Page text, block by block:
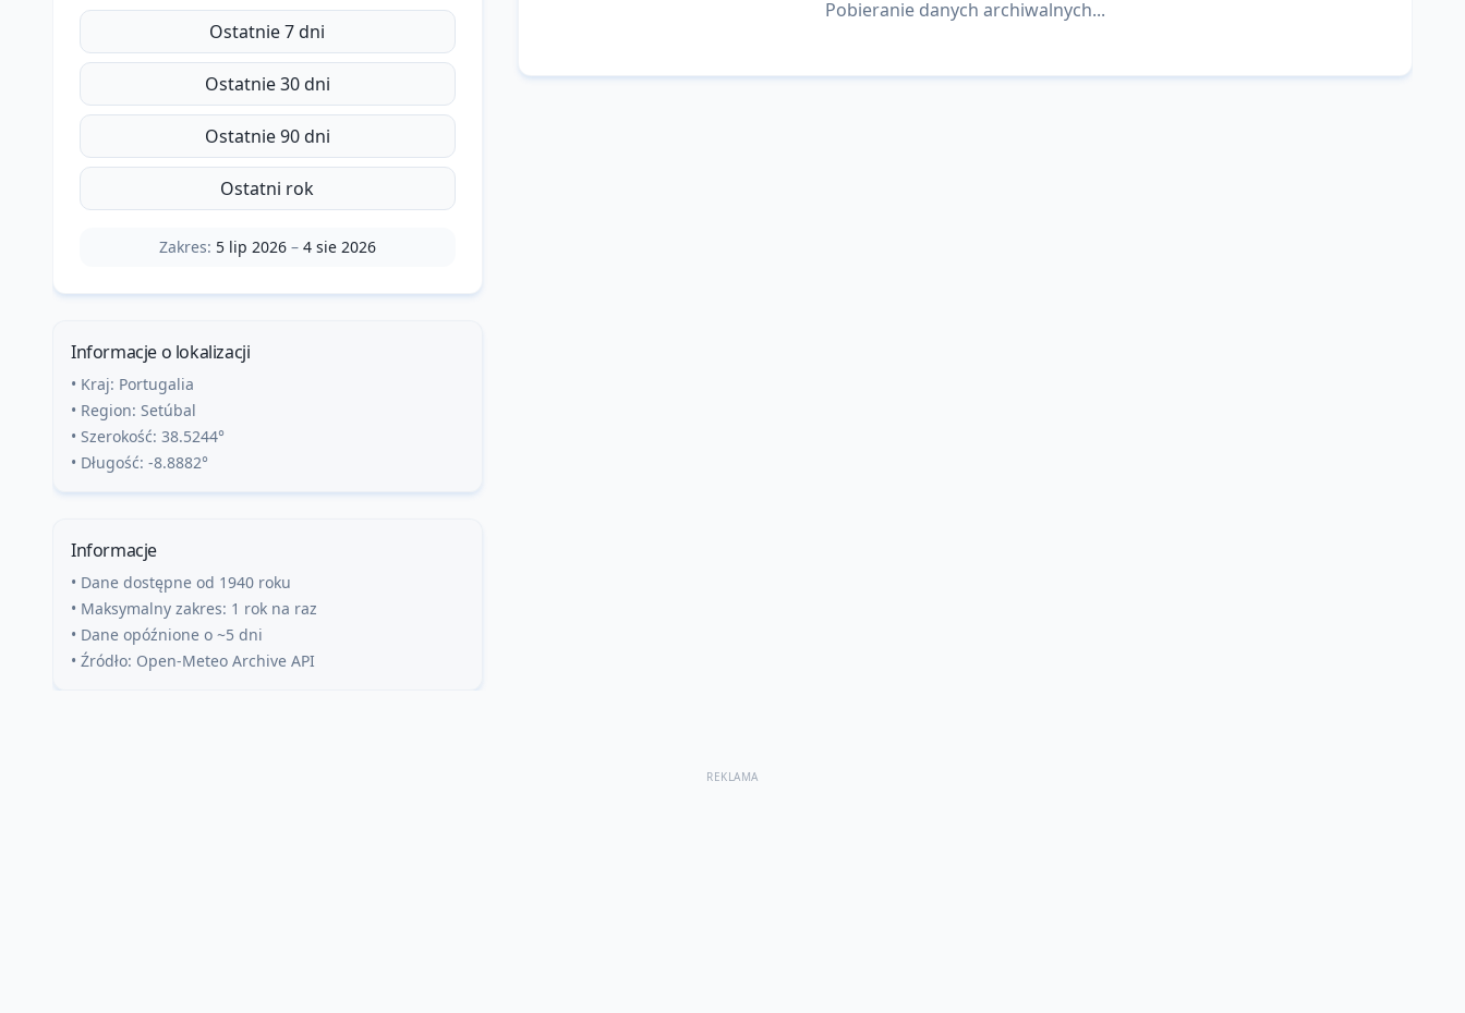
Ostatnie 7 dni
Ostatnie 30 dni
Ostatnie 90 dni
Ostatni rok
Zakres: 5 lip 2026– 4 sie 2026
Informacje o lokalizacji
• Kraj: Portugalia
• Region: Setúbal
• Szerokość: 38.5244°
• Długość: -8.8882°
Informacje
• Dane dostępne od 1940 roku
• Maksymalny zakres: 1 rok na raz
• Dane opóźnione o ~5 dni
• Źródło: Open-Meteo Archive API
Pobieranie danych archiwalnych...
REKLAMA